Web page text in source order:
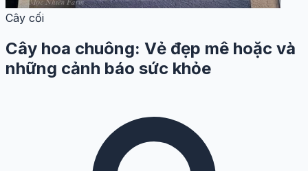
Cây cối
Cây hoa chuông: Vẻ đẹp mê hoặc và
những cảnh báo sức khỏe